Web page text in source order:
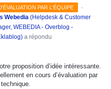
PAR L'ÉQUIPE
·
Webedia (Helpdesk & Customer
WEBEDIA - Overblog -
) a répondu
proposition d’idée intéressante.
en cours d’évaluation par